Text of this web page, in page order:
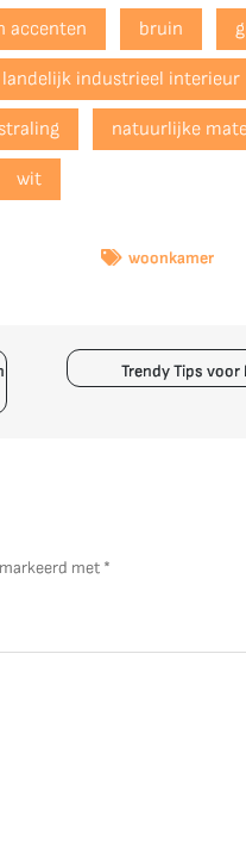
accenten bruin
landelijk industrieel interieur
natuurlijke
wit
woonkamer
Trendy Tips
met *